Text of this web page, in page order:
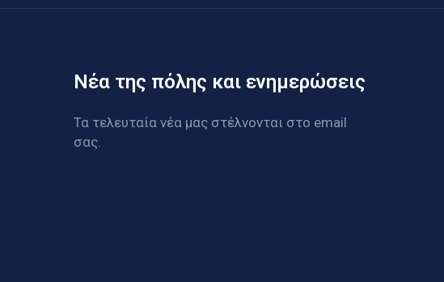
Νέα της πόλης και ενημερώσεις
Τα τελευταία νέα μας στέλνονται στο email
σας.